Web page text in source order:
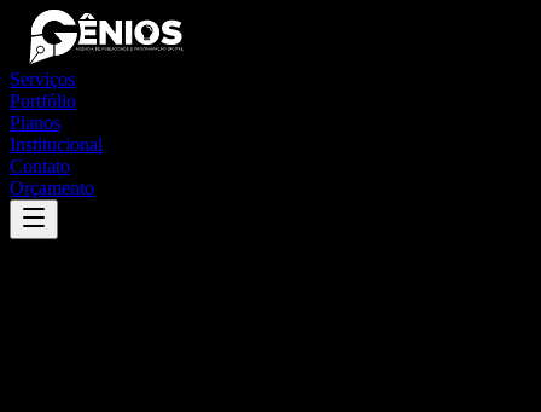
Serviços
Portfólio
Planos
Institucional
Contato
Orçamento